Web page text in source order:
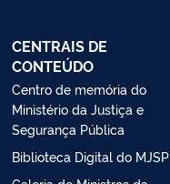
CENTRAIS DE
CONTEÚDO
Centro de memória do
Ministério da Justiça e
Segurança Pública
Biblioteca Digital do MJSP